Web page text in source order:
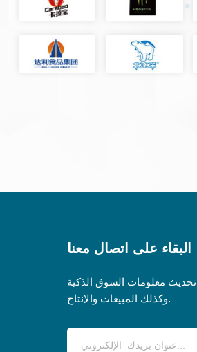
البقاء على اتصال معنا
تحديث معلومات السوق الذكية
وكذلك المبيعات والإنتاج.